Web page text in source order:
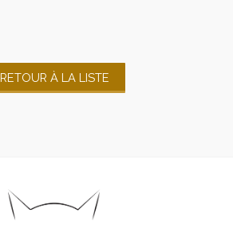
RETOUR À LA LISTE